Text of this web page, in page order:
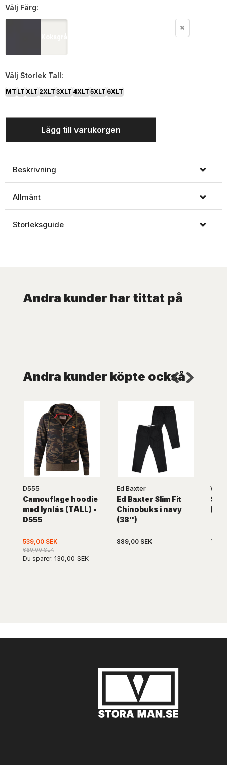
Välj Färg:
Koksgrå
Välj Storlek Tall:
MT LT XLT 2XLT 3XLT 4XLT 5XLT 6XLT
Lägg till varukorgen
Beskrivning
Allmänt
Storleksguide
Andra kunder har tittat på
Andra kunder köpte också
D555
Camouflage hoodie
med lynlås (TALL) -
D555
539,00 SEK
669,00 SEK
Du sparer: 130,00 SEK
Ed Baxter
Ed Baxter Slim Fit
Chinobuks i navy
(38'')
889,00 SEK
WEIS